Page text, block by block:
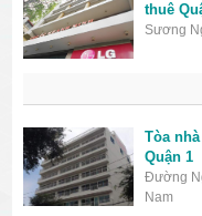
thuê
Sương
Tòa
Quận 1
Đường
Nam